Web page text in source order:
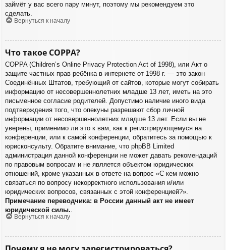
займёт у вас всего пару минут, поэтому мы рекомендуем это
сделать.
Вернуться к началу
Что такое COPPA?
COPPA (Children’s Online Privacy Protection Act of 1998), или Акт о
защите частных прав ребёнка в интернете от 1998 г. — это закон
Соединённых Штатов, требующий от сайтов, которые могут собирать
информацию от несовершеннолетних младше 13 лет, иметь на это
письменное согласие родителей. Допустимо наличие иного вида
подтверждения того, что опекуны разрешают сбор личной
информации от несовершеннолетних младше 13 лет. Если вы не
уверены, применимо ли это к вам, как к регистрирующемуся на
конференции, или к самой конференции, обратитесь за помощью к
юрисконсульту. Обратите внимание, что phpBB Limited
администрация данной конференции не может давать рекомендаций
по правовым вопросам и не является объектом юридических
отношений, кроме указанных в ответе на вопрос «С кем можно
связаться по вопросу некорректного использования и/или
юридических вопросов, связанных с этой конференцией?».
Примечание переводчика: в России данный акт не имеет
юридической силы.
Вернуться к началу